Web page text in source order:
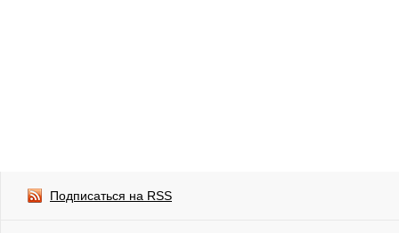
Подписаться на RSS